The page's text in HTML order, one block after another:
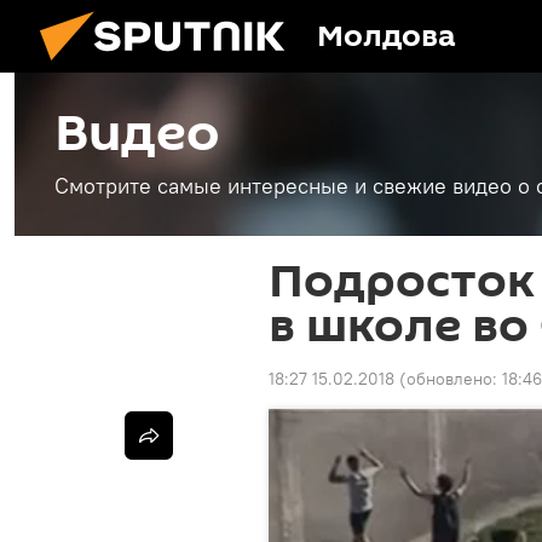
Молдова
Видео
Смотрите самые интересные и свежие видео
в школе
18:27 15.02.2018 (обновлено: